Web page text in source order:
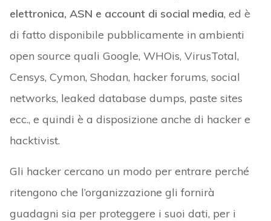
elettronica, ASN e account di social media, ed è
di fatto disponibile pubblicamente in ambienti
open source quali Google, WHOis, VirusTotal,
Censys, Cymon, Shodan, hacker forums, social
networks, leaked database dumps, paste sites
ecc., e quindi è a disposizione anche di hacker e
hacktivist.
Gli hacker cercano un modo per entrare perché
ritengono che l’organizzazione gli fornirà
guadagni sia per proteggere i suoi dati, per i